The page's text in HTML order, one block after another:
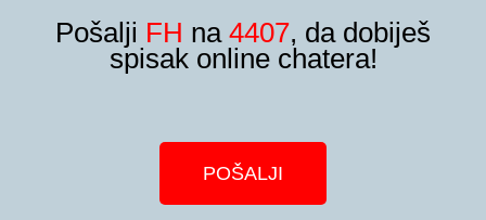
Pošalji FH na 4407, da dobiješ
spisak online chatera!
POŠALJI